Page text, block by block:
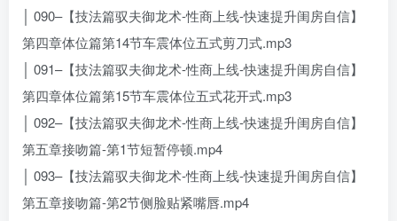
│ 090–【技法篇驭夫御龙术-性商上线-快速提升闺房自信】
第四章体位篇第14节车震体位五式剪刀式.mp3
│ 091–【技法篇驭夫御龙术-性商上线-快速提升闺房自信】
第四章体位篇第15节车震体位五式花开式.mp3
│ 092–【技法篇驭夫御龙术-性商上线-快速提升闺房自信】
第五章接吻篇-第1节短暂停顿.mp4
│ 093–【技法篇驭夫御龙术-性商上线-快速提升闺房自信】
第五章接吻篇-第2节侧脸贴紧嘴唇.mp4